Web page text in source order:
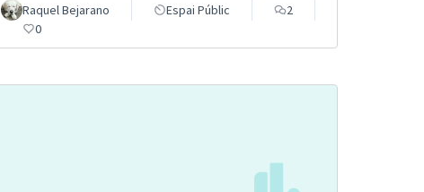
Raquel Bejarano Espai Públic
2
0